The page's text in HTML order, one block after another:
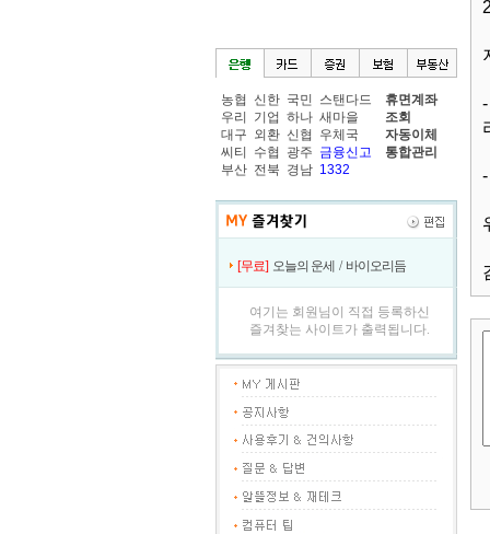
농협
우리
대구
씨티
부산
신한
기업
외환
수협
전북
국민
하나
신협
광주
경남
스탠다드
새마을
우체국
금융신고
1332
휴면계좌
조회
자동이체
통합관리
[무료] 오늘의 운세 / 바이오리듬
여기는 회원님이 직접 등록하신
즐겨찾는 사이트가 출력됩니다.